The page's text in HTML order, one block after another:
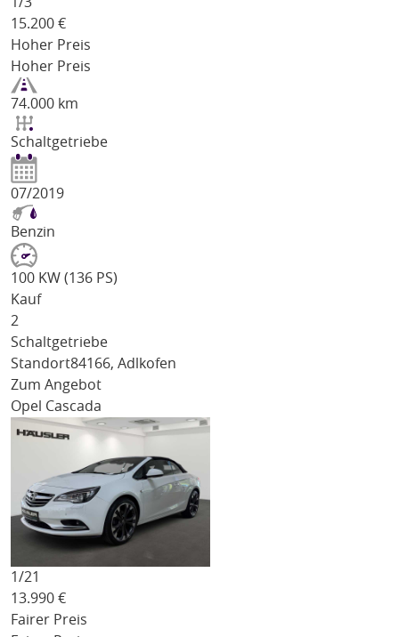
15.200 €
Hoher Preis
Hoher Preis
74.000 km
Schaltgetriebe
07/2019
Benzin
100 KW (136 PS)
Kauf
2
Schaltgetriebe
Standort84166, Adlkofen
Zum Angebot
Opel Cascada
1/21
13.990 €
Fairer Preis